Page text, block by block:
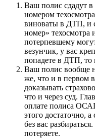
Ваш полис сдадут
номером
виноваты в ДТП, и
номер» техосмотра
потерпевшему
везунчик, у вас
попадете в ДТП, то
Ваш полис вообще
же, что и в первом
доказывать
что и через суд.
оплате полиса
этого достаточно,
без вас
потеряете.